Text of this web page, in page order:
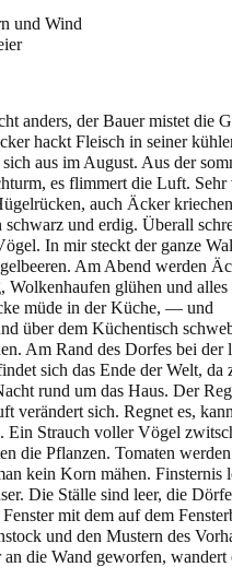
und Wind
anders, der Bauer mistet die
hackt Fleisch in seiner
aus im August. Aus der
es flimmert die Luft. Sehr
auch Äcker
schwarz und erdig. Überall
In mir steckt der ganze
Am Abend werden
Wolkenhaufen glühen und
müde in der Küche, ― und
über dem Küchentisch
Am Rand des Dorfes bei der
sich das Ende der Welt, da
rund um das Haus. Der
verändert sich. Regnet es,
Ein Strauch voller Vögel
die Pflanzen. Tomaten
kein Korn mähen. Finsternis
Die Ställe sind leer, die
mit dem auf dem
und den Mustern des
die Wand geworfen, wandert